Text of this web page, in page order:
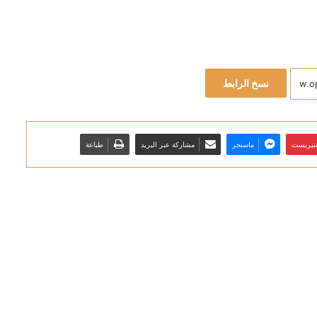
نسخ الرابط
ماسنجر مشاركة عبر البريد طباعة